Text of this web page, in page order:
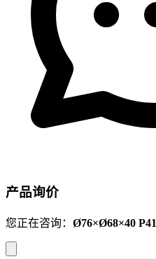
产品询价
您正在咨询： Ø76×Ø68×40 P41